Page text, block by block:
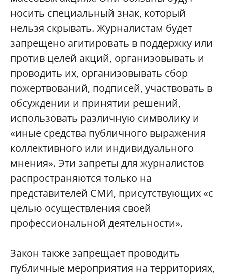
носить специальный знак, который
нельзя скрывать. Журналистам будет
запрещено агитировать в поддержку или
против целей акций, организовывать и
проводить их, организовывать сбор
пожертвований, подписей, участвовать в
обсуждении и принятии решений,
использовать различную символику и
«иные средства публичного выражения
коллективного или индивидуального
мнения». Эти запреты для журналистов
распространяются только на
представителей СМИ, присутствующих «с
целью осуществления своей
профессиональной деятельности».
Закон также запрещает проводить
публичные мероприятия на территориях,